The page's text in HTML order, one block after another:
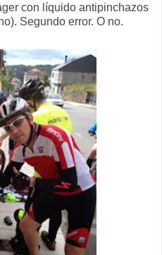
con líquido antipinchazos
Segundo error. O no.